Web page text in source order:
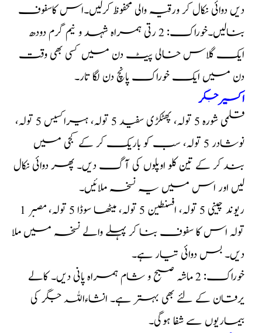
دیں دوائی نکال کر ورقیہ والی محفوظ کرلیں۔اس کاسفوف
بنالیں۔خوراک: 2 رتی ہمراہ شہد و نیم گرم دودھ
ایک گلاس خالی پیٹ دن میں کسی بھی وقت
دن میں ایک خوراک پانچ دن لگا تار۔
اکسیر جگر
قلمی شورہ 5 تولہ، پھٹکڑی سفید 5 تولہ، ہیراکسیس 5 تولہ،
نوشادر 5 تولہ، سب کو باریک کر کے کجی میں
بند کر کے تین کلو اوپلوں کی آگ دیں۔ پھر دوائی نکال
لیں اور اس میں یہ نسخہ ملائیں۔
ریوند چینی 5 تولہ، افسنطین 5 تولہ، میٹھا سوڈا 5 تولہ، مصبر 1
تولہ اس کا سفوف بنا کر پہلے والے نسخہ میں ملا
دیں۔ بس دوائی تیار ہے۔
خوراک: 2 ماشہ صبح و شام ہمراہ پانی دیں۔ کالے
یرقان کے لئے بھی بہتر ہے۔ انشاءاللہ جگر کی
بیماریوں سے شفا ہوگی۔